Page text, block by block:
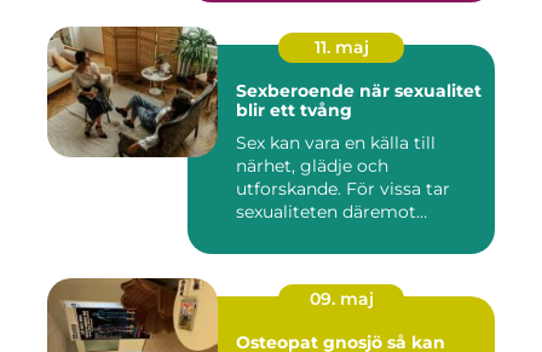
11. maj
Sexberoende när sexualitet
blir ett tvång
Sex kan vara en källa till
närhet, glädje och
utforskande. För vissa tar
sexualiteten däremot
09. maj
Osteopat gnosjö så kan